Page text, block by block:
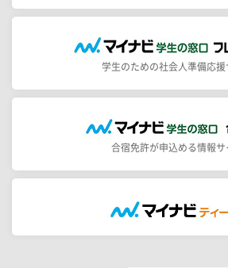
学生のための社会人準備応援
合宿免許が申込める情報サ